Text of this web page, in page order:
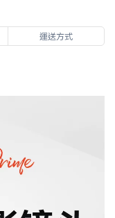
運送方式